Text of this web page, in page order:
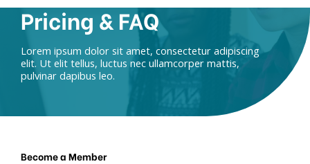
Pricing & FAQ
Lorem ipsum dolor sit amet, consectetur adipiscing
elit. Ut elit tellus, luctus nec ullamcorper mattis,
pulvinar dapibus leo.
Become a Member